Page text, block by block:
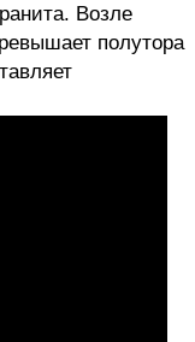
Возле
полутора